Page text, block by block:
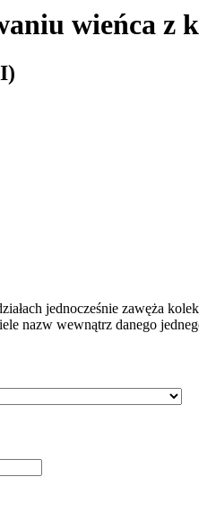
wieńca z
jednocześnie zawęża
nazw wewnątrz danego